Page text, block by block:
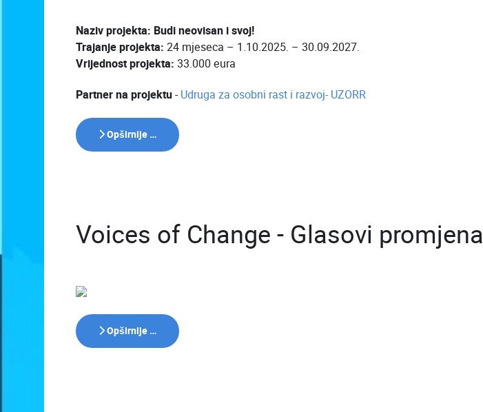
Naziv projekta: Budi neovisan i svoj!
Trajanje projekta: 24 mjeseca – 1.10.2025. – 30.09.2027.
Vrijednost projekta: 33.000 eura
Partner na projektu-Udruga za osobni rast i razvoj- UZORR
Opširnije …
Voices of Change - Glasovi promjena
Opširnije …